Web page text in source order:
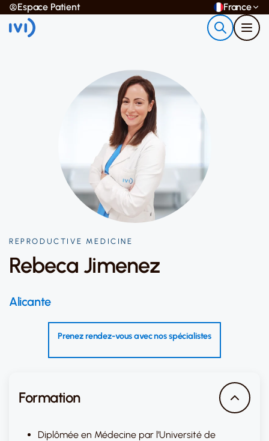
Espace Patient France
REPRODUCTIVE MEDICINE
Rebeca Jimenez
Alicante
Prenez rendez-vous avec nos spécialistes
Formation
Diplômée en Médecine par l’Université de